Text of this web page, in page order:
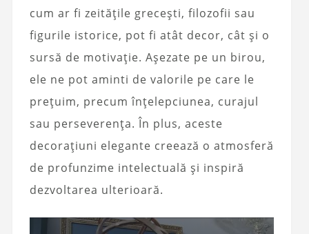
cum ar fi zeitățile grecești, filozofii sau
figurile istorice, pot fi atât decor, cât și o
sursă de motivație. Așezate pe un birou,
ele ne pot aminti de valorile pe care le
prețuim, precum înțelepciunea, curajul
sau perseverența. În plus, aceste
decorațiuni elegante creează o atmosferă
de profunzime intelectuală și inspiră
dezvoltarea ulterioară.